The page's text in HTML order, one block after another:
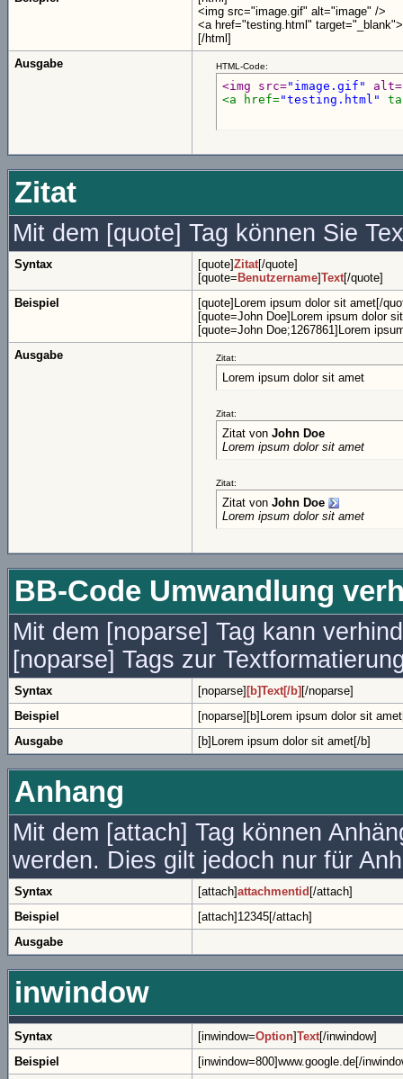
<img src="image.gif" alt="image" />
<a href="testing.html"
[/html]
Ausgabe
HTML-Code:
<img src="image.gif" alt=
<a href="testing.html"
Zitat
Mit dem [quote] Tag können Sie
Syntax [quote]Zitat[/quote]
[quote= Benutzername]Text[/quote]
Beispiel
[quote]Lorem ipsum dolor sit amet[/
[quote=John Doe]Lorem ipsum dolor
[quote=John Doe;1267861]Lorem
Ausgabe
Zitat:
Lorem ipsum dolor sit amet
Zitat:
Zitat von John Doe
Lorem ipsum dolor sit amet
Zitat:
Zitat von John Doe
Lorem ipsum dolor sit amet
BB-Code Umwandlung
Mit dem [noparse] Tag kann
[noparse] Tags zur
Syntax [noparse] [b]Text[/b] [/noparse]
Beispiel
[noparse][b]Lorem ipsum dolor sit
Ausgabe
[b]Lorem ipsum dolor sit amet[/b]
Anhang
Mit dem [attach] Tag können
werden. Dies gilt jedoch nur für
Syntax [attach]attachmentid [/attach]
Beispiel
[attach]12345[/attach]
Ausgabe
inwindow
Syntax [inwindow=Option]Text[/inwindow]
Beispiel
[inwindow=800]www.google.de[/